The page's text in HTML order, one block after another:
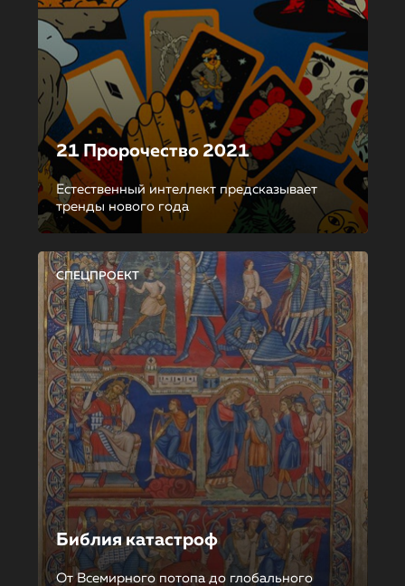
21 Пророчество 2021
Естественный интеллект предсказывает
тренды нового года
СПЕЦПРОЕКТ
Библия катастроф
От Всемирного потопа до глобального